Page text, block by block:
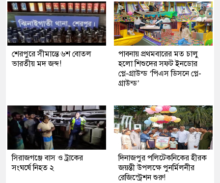
শেরপুরে সীমান্তে ৬শ বোতল
ভারতীয় মদ জব্দ!
পাবনায় প্রথমবারের মত চালু
হলো শিশুদের সফট ইনডোর
প্লে-গ্রাউন্ড ‘পিএস ডিসনে প্লে-
গ্রাউন্ড’
সিরাজগঞ্জে বাস ও ট্রাকের
সংঘর্ষে নিহত ২
দিনাজপুর পলিটেকনিকের হীরক
জয়ন্তী উপলক্ষে পুনর্মিলনীর
রেজিস্ট্রেশন শুরু!